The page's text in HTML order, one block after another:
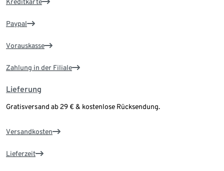
Kreditkarte
Paypal
Vorauskasse
Zahlung in der Filiale
Lieferung
Gratisversand ab 29 € & kostenlose Rücksendung.
Versandkosten
Lieferzeit